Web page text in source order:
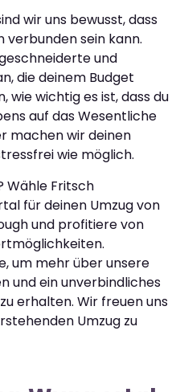
wir uns bewusst, dass
verbunden sein kann.
und
die deinem Budget
wie wichtig es ist, dass du
auf das Wesentliche
machen wir deinen
wie möglich.
Wähle Fritsch
für deinen Umzug von
und profitiere von
um mehr über unsere
und ein unverbindliches
erhalten. Wir freuen uns
Umzug zu